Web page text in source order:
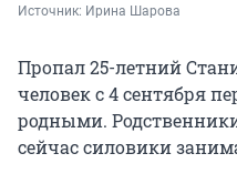
Источник: Ирина Шарова
Пропал 25-летний
человек с 4 сентября
родными.
сейчас силовики